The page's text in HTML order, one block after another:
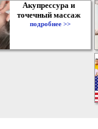
Акупрессура и
точечный массаж
подробнее >>